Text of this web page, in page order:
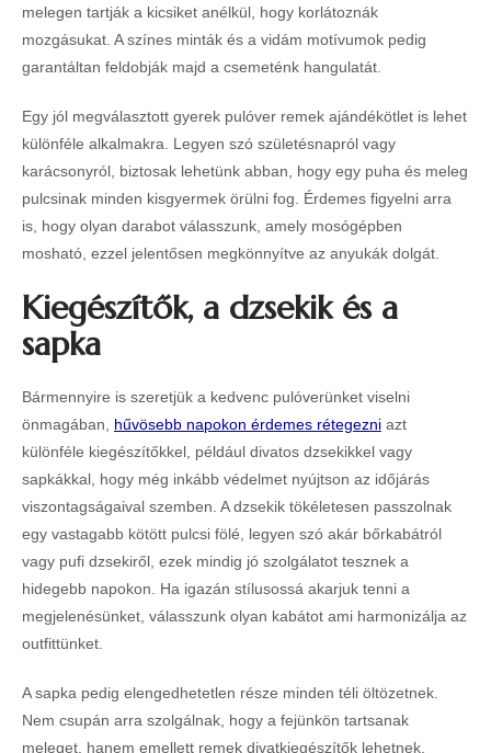
melegen tartják a kicsiket anélkül, hogy korlátoznák
mozgásukat. A színes minták és a vidám motívumok pedig
garantáltan feldobják majd a csemeténk hangulatát.
Egy jól megválasztott gyerek pulóver remek ajándékötlet is lehet
különféle alkalmakra. Legyen szó születésnapról vagy
karácsonyról, biztosak lehetünk abban, hogy egy puha és meleg
pulcsinak minden kisgyermek örülni fog. Érdemes figyelni arra
is, hogy olyan darabot válasszunk, amely mosógépben
mosható, ezzel jelentősen megkönnyítve az anyukák dolgát.
Kiegészítők, a dzsekik és a
sapka
Bármennyire is szeretjük a kedvenc pulóverünket viselni
önmagában, hűvösebb napokon érdemes rétegezni azt
különféle kiegészítőkkel, például divatos dzsekikkel vagy
sapkákkal, hogy még inkább védelmet nyújtson az időjárás
viszontagságaival szemben. A dzsekik tökéletesen passzolnak
egy vastagabb kötött pulcsi fölé, legyen szó akár bőrkabátról
vagy pufi dzsekiről, ezek mindig jó szolgálatot tesznek a
hidegebb napokon. Ha igazán stílusossá akarjuk tenni a
megjelenésünket, válasszunk olyan kabátot ami harmonizálja az
outfittünket.
A sapka pedig elengedhetetlen része minden téli öltözetnek.
Nem csupán arra szolgálnak, hogy a fejünkön tartsanak
meleget, hanem emellett remek divatkiegészítők lehetnek.